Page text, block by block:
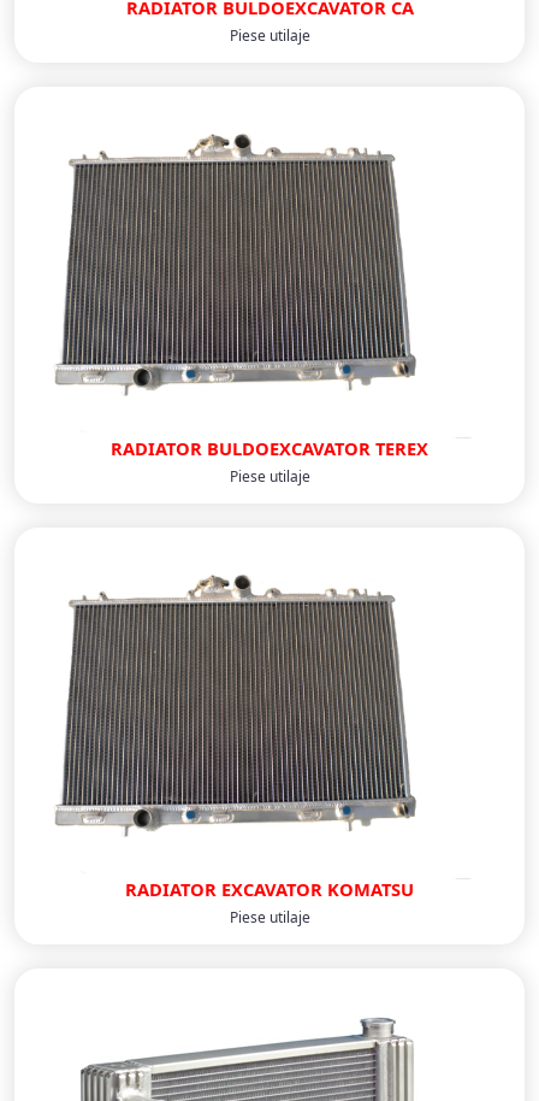
RADIATOR BULDOEXCAVATOR CA
Piese utilaje
RADIATOR BULDOEXCAVATOR TEREX
Piese utilaje
RADIATOR EXCAVATOR KOMATSU
Piese utilaje